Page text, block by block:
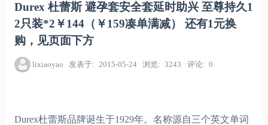
Durex 杜蕾斯 避孕套安全套延时助兴 至尊持久1
2只装*2￥144（￥159凑单满减） 还有1元换
购，见页面下方
lixiaoyao 发表于 2015-05-24 浏览 3243 评论 0
Durex杜蕾斯品牌诞生于1929年。名称源自三个英文单词